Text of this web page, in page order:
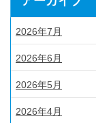
2026年7月
2026年6月
2026年5月
2026年4月